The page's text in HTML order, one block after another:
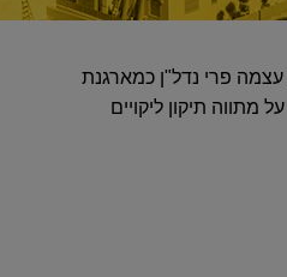
פרי נדל"ן כמארגנת
תיקון ליקויים